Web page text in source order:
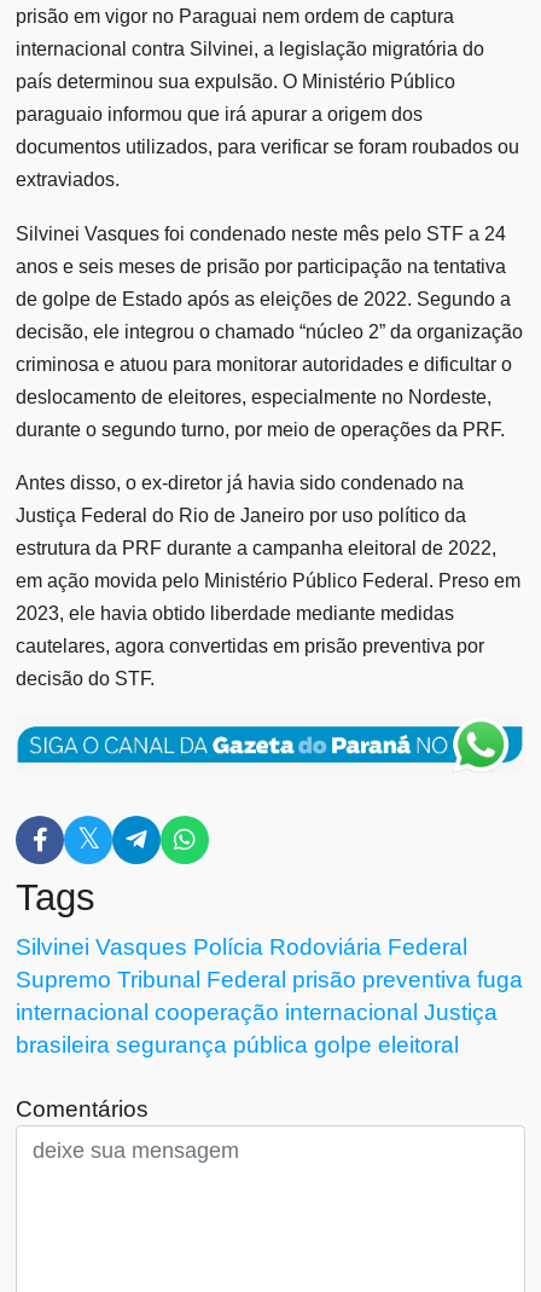
prisão em vigor no Paraguai nem ordem de captura
internacional contra Silvinei, a legislação migratória do
país determinou sua expulsão. O Ministério Público
paraguaio informou que irá apurar a origem dos
documentos utilizados, para verificar se foram roubados ou
extraviados.
Silvinei Vasques foi condenado neste mês pelo STF a 24
anos e seis meses de prisão por participação na tentativa
de golpe de Estado após as eleições de 2022. Segundo a
decisão, ele integrou o chamado “núcleo 2” da organização
criminosa e atuou para monitorar autoridades e dificultar o
deslocamento de eleitores, especialmente no Nordeste,
durante o segundo turno, por meio de operações da PRF.
Antes disso, o ex-diretor já havia sido condenado na
Justiça Federal do Rio de Janeiro por uso político da
estrutura da PRF durante a campanha eleitoral de 2022,
em ação movida pelo Ministério Público Federal. Preso em
2023, ele havia obtido liberdade mediante medidas
cautelares, agora convertidas em prisão preventiva por
decisão do STF.
Tags
Silvinei Vasques Polícia Rodoviária Federal
Supremo Tribunal Federal prisão preventiva fuga
internacional cooperação internacional Justiça
brasileira segurança pública golpe eleitoral
Comentários